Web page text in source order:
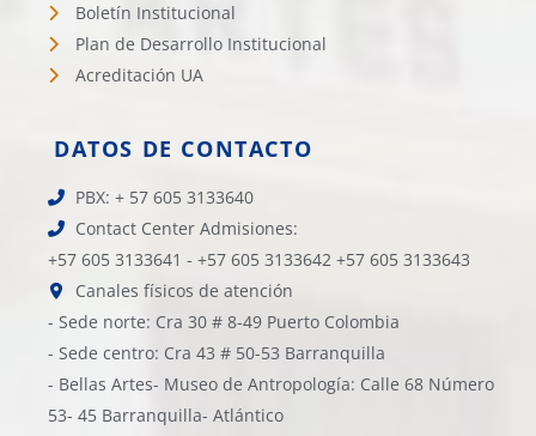
Boletín Institucional
Plan de Desarrollo Institucional
Acreditación UA
DATOS DE CONTACTO
PBX: + 57 605 3133640
Contact Center Admisiones:
+57 605 3133641 - +57 605 3133642 +57 605 3133643
Canales físicos de atención
- Sede norte: Cra 30 # 8-49 Puerto Colombia
- Sede centro: Cra 43 # 50-53 Barranquilla
- Bellas Artes- Museo de Antropología: Calle 68 Número
53- 45 Barranquilla- Atlántico